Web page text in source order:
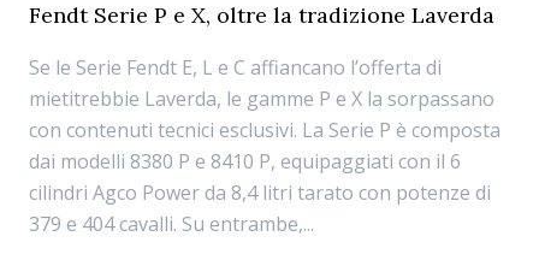
Fendt Serie P e X, oltre la tradizione Laverda
Se le Serie Fendt E, L e C affiancano l’offerta di
mietitrebbie Laverda, le gamme P e X la sorpassano
con contenuti tecnici esclusivi. La Serie P è composta
dai modelli 8380 P e 8410 P, equipaggiati con il 6
cilindri Agco Power da 8,4 litri tarato con potenze di
379 e 404 cavalli. Su entrambe,...